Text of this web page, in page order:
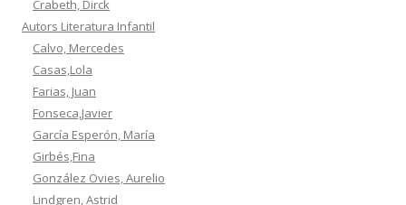
Crabeth, Dirck
Autors Literatura Infantil
Calvo, Mercedes
Casas,Lola
Farias, Juan
Fonseca,Javier
García Esperón, María
Girbés,Fina
González Ovies, Aurelio
Lindgren, Astrid